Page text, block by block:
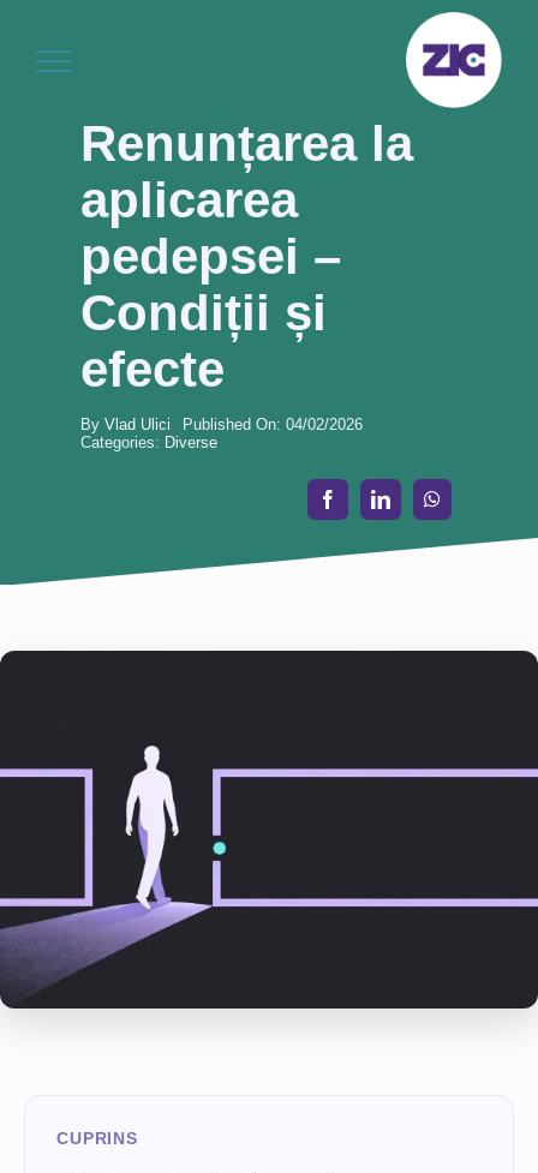
Renunțarea la
aplicarea
pedepsei –
Condiții și
efecte
ByVlad Ulici
Published On: 04/02/2026
Categories: Diverse